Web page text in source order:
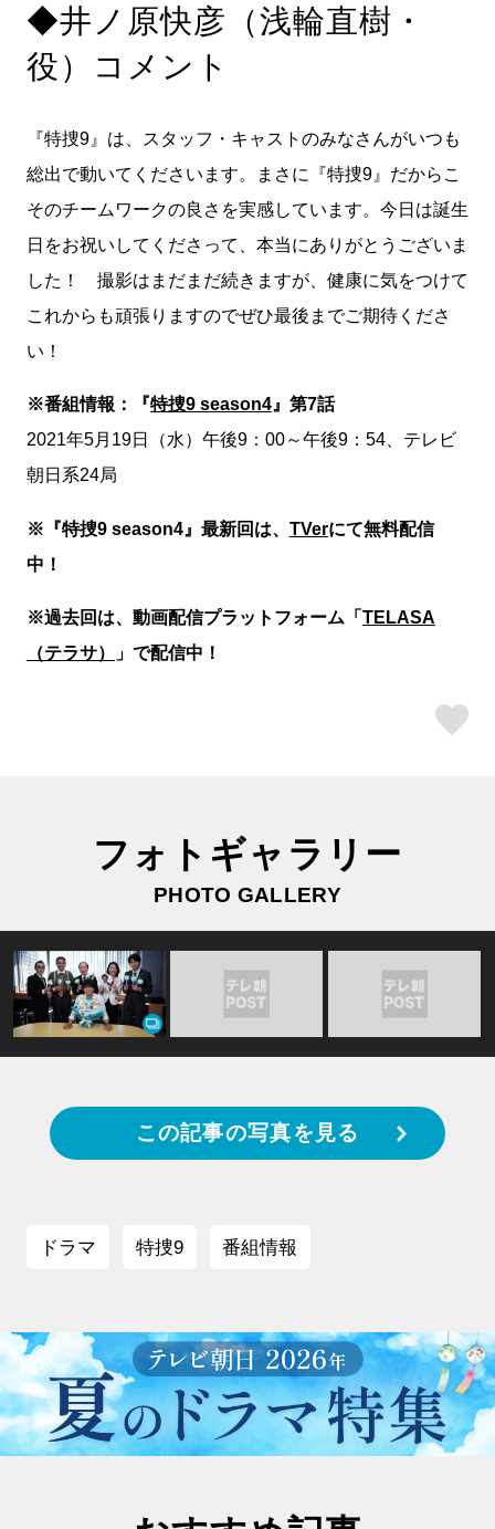
◆井ノ原快彦（浅輪直樹・
役）コメント
『特捜9』は、スタッフ・キャストのみなさんがいつも
総出で動いてくださいます。まさに『特捜9』だからこ
そのチームワークの良さを実感しています。今日は誕生
日をお祝いしてくださって、本当にありがとうございま
した！ 撮影はまだまだ続きますが、健康に気をつけて
これからも頑張りますのでぜひ最後までご期待くださ
い！
※番組情報：『特捜9 season4』第7話
2021年5月19日（水）午後9：00～午後9：54、テレビ
朝日系24局
※『特捜9 season4』最新回は、 TVerにて無料配信
中！
※過去回は、動画配信プラットフォーム「TELASA
（テラサ）
」で配信中！
フォトギャラリー
PHOTO GALLERY
この記事の写真を見る
ドラマ 特捜9 番組情報